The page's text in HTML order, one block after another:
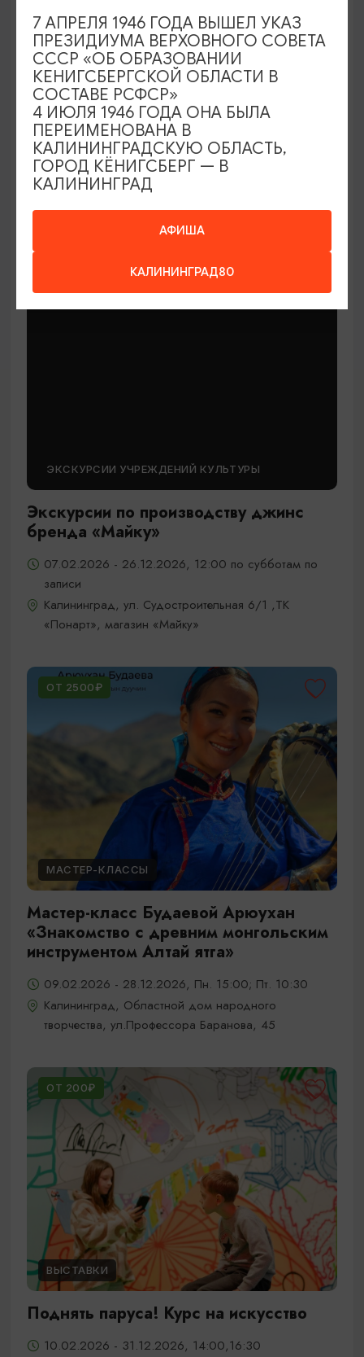
МАСТЕР-КЛАССЫ
Мастер-классы по керамике Елены
Бодяковой
Калининград, ул. Баранова, 45
ЭКСКУРСИИ УЧРЕЖДЕНИЙ КУЛЬТУРЫ
Экскурсии по производству джинс
бренда «Майку»
07.02.2026 - 26.12.2026, 12:00 по субботам по
записи
Калининград, ул. Судостроительная 6/1 ,ТК
«Понарт», магазин «Майку»
ОТ 2500₽
МАСТЕР-КЛАССЫ
Мастер-класс Будаевой Арюухан
«Знакомство с древним монгольским
инструментом Алтай ятга»
09.02.2026 - 28.12.2026, Пн. 15:00; Пт. 10:30
Калининград, Областной дом народного
творчества, ул.Профессора Баранова, 45
ОТ 200₽
ВЫСТАВКИ
Поднять паруса! Курс на искусство
10.02.2026 - 31.12.2026, 14:00,16:30
АФИША
КАЛИНИНГРАД80
7 АПРЕЛЯ 1946 ГОДА ВЫШЕЛ УКАЗ
ПРЕЗИДИУМА ВЕРХОВНОГО СОВЕТА
СССР «ОБ ОБРАЗОВАНИИ
КЕНИГСБЕРГСКОЙ ОБЛАСТИ В
СОСТАВЕ РСФСР»
4 ИЮЛЯ 1946 ГОДА ОНА БЫЛА
ПЕРЕИМЕНОВАНА В
КАЛИНИНГРАДСКУЮ ОБЛАСТЬ,
ГОРОД КЁНИГСБЕРГ — В
КАЛИНИНГРАД